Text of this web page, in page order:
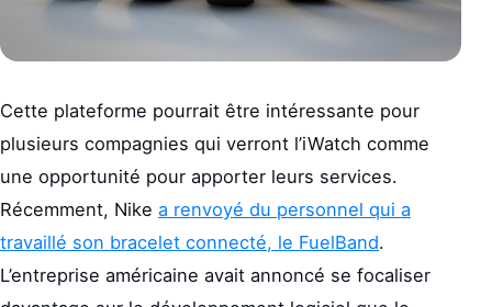
Cette plateforme pourrait être intéressante pour
plusieurs compagnies qui verront l’iWatch comme
une opportunité pour apporter leurs services.
Récemment, Nike a renvoyé du personnel qui a
travaillé son bracelet connecté, le FuelBand.
L’entreprise américaine avait annoncé se focaliser